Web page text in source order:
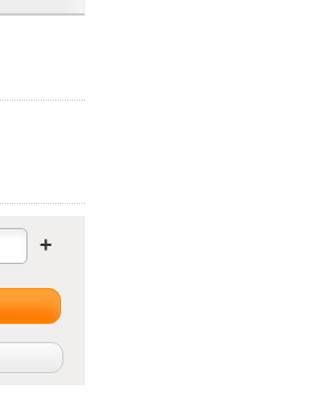
+